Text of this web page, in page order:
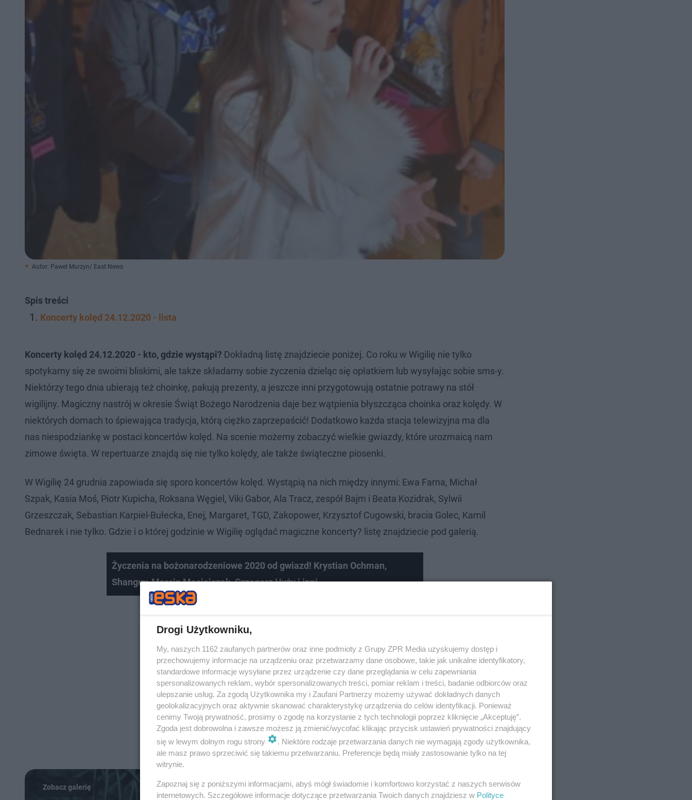
Autor: Pawel Murzyn/ East News
Spis treści
Koncerty kolęd 24.12.2020 - lista
Koncerty kolęd 24.12.2020 - kto, gdzie wystąpi? Dokładną listę znajdziecie poniżej. Co roku w Wigilię nie tylko
spotykamy się ze swoimi bliskimi, ale także składamy sobie życzenia dzieląc się opłatkiem lub wysyłając sobie sms-y.
Niektórzy tego dnia ubierają też choinkę, pakują prezenty, a jeszcze inni przygotowują ostatnie potrawy na stół
wigilijny. Magiczny nastrój w okresie Świąt Bożego Narodzenia daje bez wątpienia błyszcząca choinka oraz kolędy. W
niektórych domach to śpiewająca tradycja, którą ciężko zaprzepaścić! Dodatkowo każda stacja telewizyjna ma dla
nas niespodziankę w postaci koncertów kolęd. Na scenie możemy zobaczyć wielkie gwiazdy, które urozmaicą nam
zimowe święta. W repertuarze znajdą się nie tylko kolędy, ale także świąteczne piosenki.
W Wigilię 24 grudnia zapowiada się sporo koncertów kolęd. Wystąpią na nich między innymi: Ewa Farna, Michał
Szpak, Kasia Moś, Piotr Kupicha, Roksana Węgiel, Viki Gabor, Ala Tracz, zespół Bajm i Beata Kozidrak, Sylwii
Grzeszczak, Sebastian Karpiel-Bułecka, Enej, Margaret, TGD, Zakopower, Krzysztof Cugowski, bracia Golec, Kamil
Bednarek i nie tylko. Gdzie i o której godzinie w Wigilię oglądać magiczne koncerty? listę znajdziecie pod galerią.
Życzenia na bożonarodzeniowe 2020 od gwiazd! Krystian Ochman,
Shanguy, Marcin Maciejczak, Grzegorz Hyży i inni
6
Drogi Użytkowniku,
My, naszych 1162 zaufanych partnerów oraz inne podmioty z Grupy ZPR Media uzyskujemy dostęp i
przechowujemy informacje na urządzeniu oraz przetwarzamy dane osobowe, takie jak unikalne identyfikatory,
standardowe informacje wysyłane przez urządzenie czy dane przeglądania w celu zapewniania
spersonalizowanych reklam, wybór spersonalizowanych treści, pomiar reklam i treści, badanie odbiorców oraz
ulepszanie usług. Za zgodą Użytkownika my i Zaufani Partnerzy możemy używać dokładnych danych
geolokalizacyjnych oraz aktywnie skanować charakterystykę urządzenia do celów identyfikacji. Ponieważ
cenimy Twoją prywatność, prosimy o zgodę na korzystanie z tych technologii poprzez kliknięcie „Akceptuję”.
Zgoda jest dobrowolna i zawsze możesz ją zmienić/wycofać klikając przycisk ustawień prywatności znajdujący
się w lewym dolnym rogu strony
. Niektóre rodzaje przetwarzania danych nie wymagają zgody użytkownika,
ale masz prawo sprzeciwić się takiemu przetwarzaniu. Preferencje będą miały zastosowanie tylko na tej
witrynie.
Zapoznaj się z poniższymi informacjami, abyś mógł świadomie i komfortowo korzystać z naszych serwisów
internetowych. Szczegółowe informacje dotyczące przetwarzania Twoich danych znajdziesz w Polityce